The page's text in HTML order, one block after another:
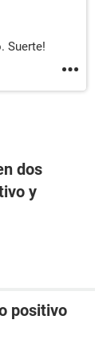
Suerte!
dos
y
positivo